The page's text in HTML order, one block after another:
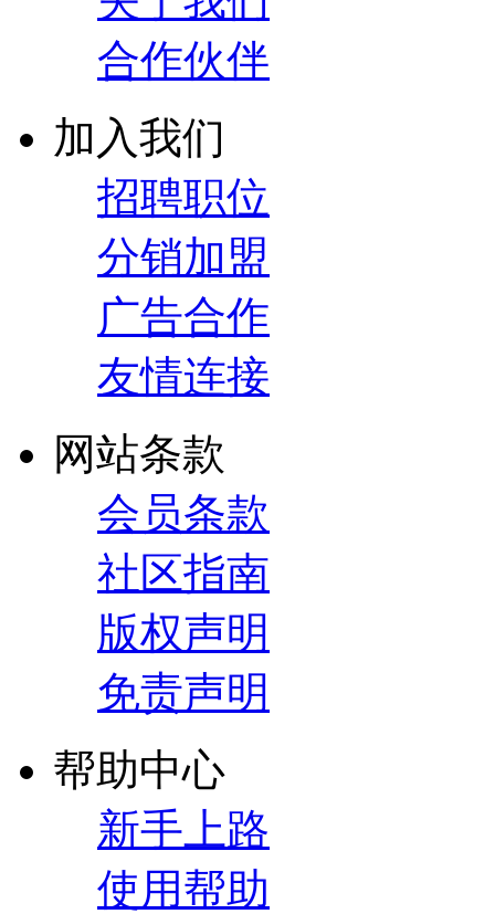
合作伙伴
加入我们
招聘职位
分销加盟
广告合作
友情连接
网站条款
会员条款
社区指南
版权声明
免责声明
帮助中心
新手上路
使用帮助